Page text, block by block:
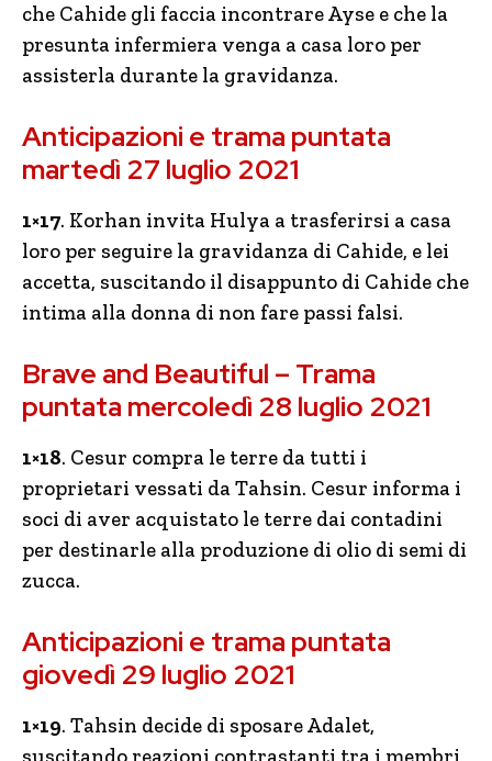
che Cahide gli faccia incontrare Ayse e che la
presunta infermiera venga a casa loro per
assisterla durante la gravidanza.
Anticipazioni e trama puntata
martedì 27 luglio 2021
1×17. Korhan invita Hulya a trasferirsi a casa
loro per seguire la gravidanza di Cahide, e lei
accetta, suscitando il disappunto di Cahide che
intima alla donna di non fare passi falsi.
Brave and Beautiful – Trama
puntata mercoledì 28 luglio 2021
1×18. Cesur compra le terre da tutti i
proprietari vessati da Tahsin. Cesur informa i
soci di aver acquistato le terre dai contadini
per destinarle alla produzione di olio di semi di
zucca.
Anticipazioni e trama puntata
giovedì 29 luglio 2021
1×19. Tahsin decide di sposare Adalet,